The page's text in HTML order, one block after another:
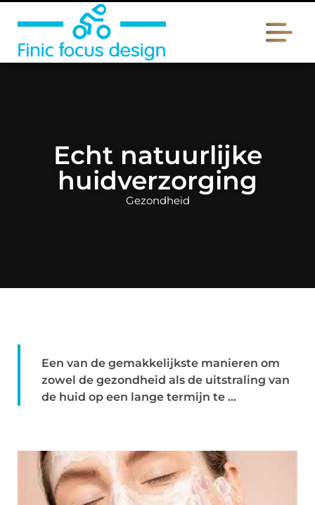
Echt natuurlijke
huidverzorging
Gezondheid
Een van de gemakkelijkste manieren om
zowel de gezondheid als de uitstraling van
de huid op een lange termijn te ...